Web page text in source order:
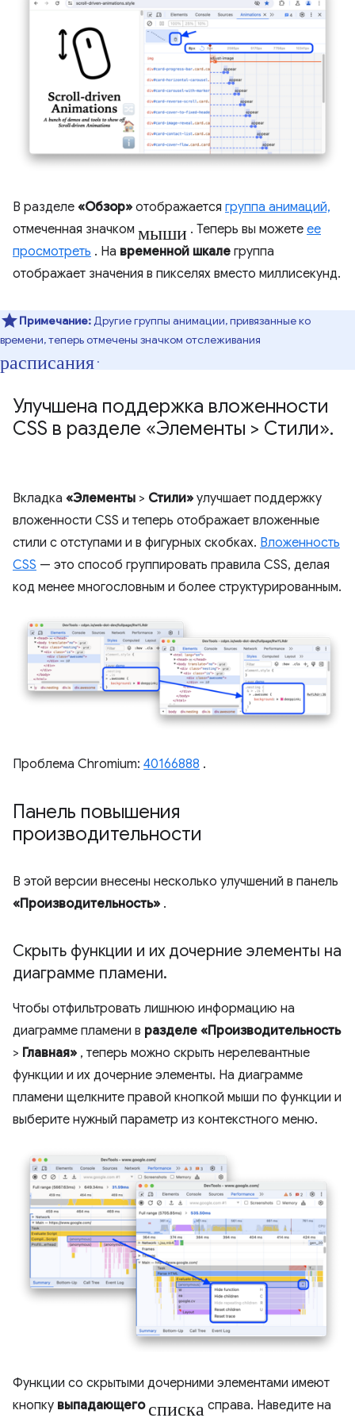
В разделе «Обзор» отображается группа анимаций,
отмеченная значком мыши . Теперь вы можете ее
просмотреть . На временной шкале группа
отображает значения в пикселях вместо миллисекунд.
Примечание:Другие группы анимации, привязанные ко
времени, теперь отмечены значком отслеживания
расписания .
Улучшена поддержка вложенности
CSS в разделе «Элементы > Стили».
Вкладка «Элементы > Стили» улучшает поддержку
вложенности CSS и теперь отображает вложенные
стили с отступами и в фигурных скобках. Вложенность
CSS — это способ группировать правила CSS, делая
код менее многословным и более структурированным.
Проблема Chromium: 40166888 .
Панель повышения
производительности
В этой версии внесены несколько улучшений в панель
«Производительность» .
Скрыть функции и их дочерние элементы на
диаграмме пламени.
Чтобы отфильтровать лишнюю информацию на
диаграмме пламени в разделе «Производительность
> Главная» , теперь можно скрыть нерелевантные
функции и их дочерние элементы. На диаграмме
пламени щелкните правой кнопкой мыши по функции и
выберите нужный параметр из контекстного меню.
Функции со скрытыми дочерними элементами имеют
кнопку выпадающего списка справа. Наведите на